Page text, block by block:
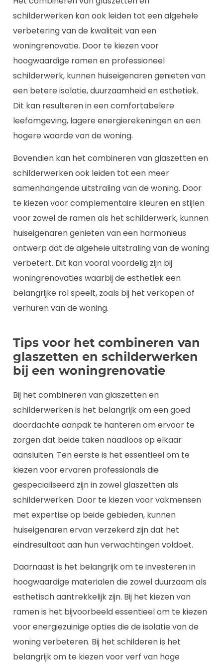
schilderwerken kan ook leiden tot een algehele
verbetering van de kwaliteit van een
woningrenovatie. Door te kiezen voor
hoogwaardige ramen en professioneel
schilderwerk, kunnen huiseigenaren genieten van
een betere isolatie, duurzaamheid en esthetiek.
Dit kan resulteren in een comfortabelere
leefomgeving, lagere energierekeningen en een
hogere waarde van de woning.
Bovendien kan het combineren van glaszetten en
schilderwerken ook leiden tot een meer
samenhangende uitstraling van de woning. Door
te kiezen voor complementaire kleuren en stijlen
voor zowel de ramen als het schilderwerk, kunnen
huiseigenaren genieten van een harmonieus
ontwerp dat de algehele uitstraling van de woning
verbetert. Dit kan vooral voordelig zijn bij
woningrenovaties waarbij de esthetiek een
belangrijke rol speelt, zoals bij het verkopen of
verhuren van de woning.
Tips voor het combineren van
glaszetten en schilderwerken
bij een woningrenovatie
Bij het combineren van glaszetten en
schilderwerken is het belangrijk om een goed
doordachte aanpak te hanteren om ervoor te
zorgen dat beide taken naadloos op elkaar
aansluiten. Ten eerste is het essentieel om te
kiezen voor ervaren professionals die
gespecialiseerd zijn in zowel glaszetten als
schilderwerken. Door te kiezen voor vakmensen
met expertise op beide gebieden, kunnen
huiseigenaren ervan verzekerd zijn dat het
eindresultaat aan hun verwachtingen voldoet.
Daarnaast is het belangrijk om te investeren in
hoogwaardige materialen die zowel duurzaam als
esthetisch aantrekkelijk zijn. Bij het kiezen van
ramen is het bijvoorbeeld essentieel om te kiezen
voor energiezuinige opties die de isolatie van de
woning verbeteren. Bij het schilderen is het
belangrijk om te kiezen voor verf van hoge